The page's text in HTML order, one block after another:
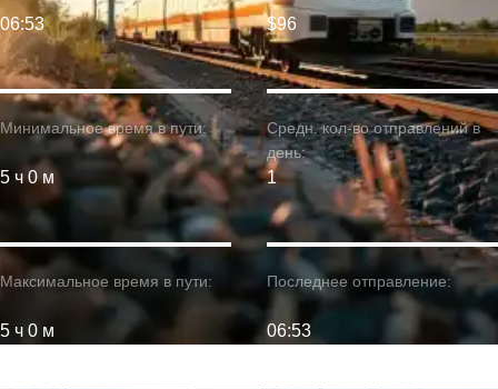
Минимальное время в пути:
5 ч 0 м
06:53
Максимальное время в пути:
5 ч 0 м
$96
Средн. кол-во отправлений в
день:
1
Последнее отправление:
06:53